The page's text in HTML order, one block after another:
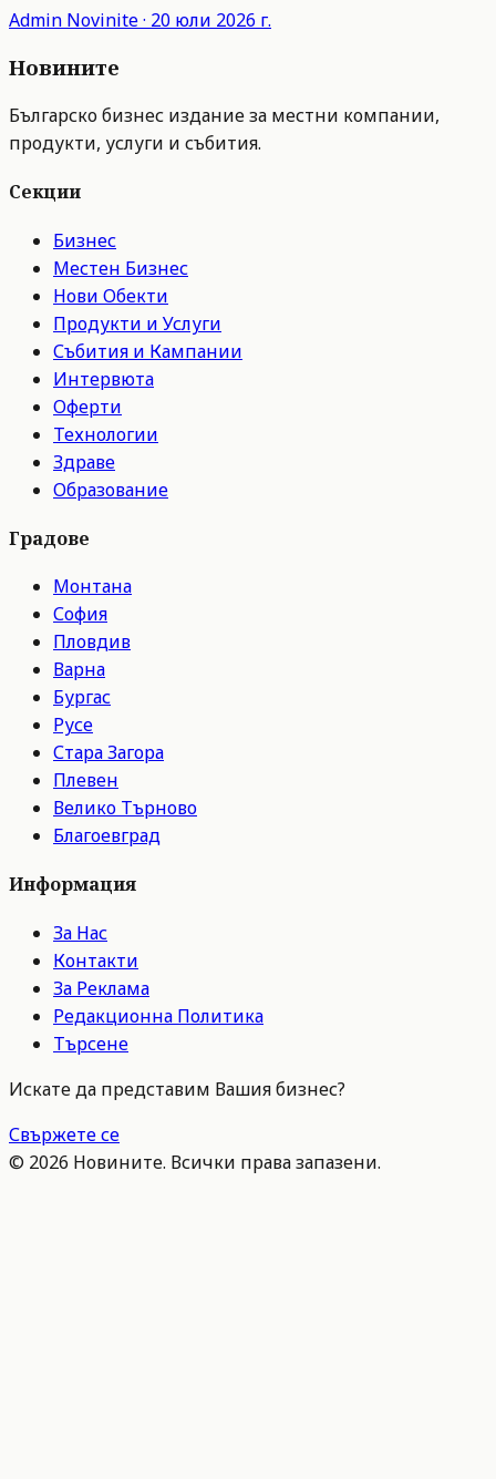
Admin Novinite· 20 юли 2026 г.
Новините
Българско бизнес издание за местни компании,
продукти, услуги и събития.
Секции
Бизнес
Местен Бизнес
Нови Обекти
Продукти и Услуги
Събития и Кампании
Интервюта
Оферти
Технологии
Здраве
Образование
Градове
Монтана
София
Пловдив
Варна
Бургас
Русе
Стара Загора
Плевен
Велико Търново
Благоевград
Информация
За Нас
Контакти
За Реклама
Редакционна Политика
Търсене
Искате да представим Вашия бизнес?
Свържете се
© 2026 Новините. Всички права запазени.